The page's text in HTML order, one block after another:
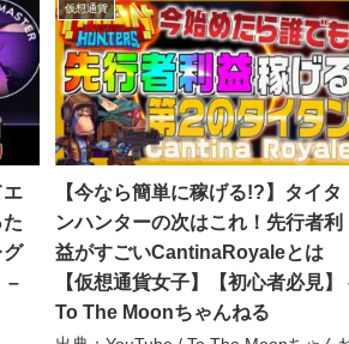
エ
–
仮想通貨
【今なら簡単に稼げる!?】タイタ
ンハンターの次はこれ！先行者利
益がすごいCantinaRoyaleとは
【仮想通貨女子】【初心者必見】
To The Moonちゃんねる